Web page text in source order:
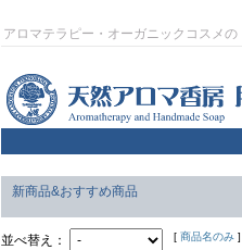
アロマテラピー・オーガニックコスメの
新商品&おすすめ商品
並べ替え： [ 商品名のみ